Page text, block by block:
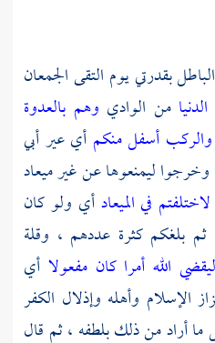
بقدرتي يوم التقى الجمعان
من الوادي وهم بالعدوة
والركب أسفل منكم أي عيرأبي
ليمنعوها عن غير ميعاد
في الميعادأي ولو كان
بلغكم كثرة عددهم ، وقلة
الله أمرا كان مفعولا أي
الإسلام وأهله وإذلال الكفر
أراد من ذلك بلطفه ، ثم قال